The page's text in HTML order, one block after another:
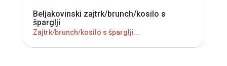
Beljakovinski zajtrk/brunch/kosilo s
šparglji
Zajtrk/brunch/kosilo s šparglji...